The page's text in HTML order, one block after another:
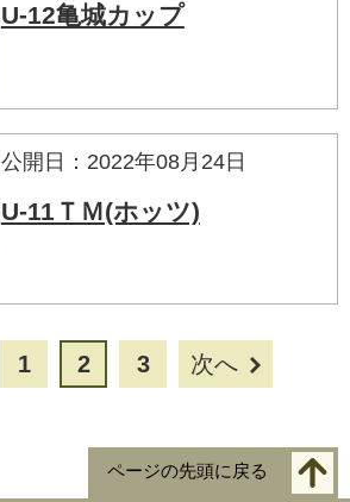
U-12亀城カップ
公開日：2022年08月24日
U-11ＴＭ(ホッツ)
1 2 3 次へ
ページの先頭に戻る